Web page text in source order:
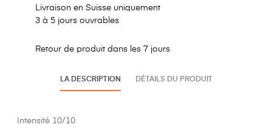
Livraison en Suisse uniquement
3 à 5 jours ouvrables
Retour de produit dans les 7 jours
LA DESCRIPTION DÉTAILS DU PRODUIT
Intensité 10/10